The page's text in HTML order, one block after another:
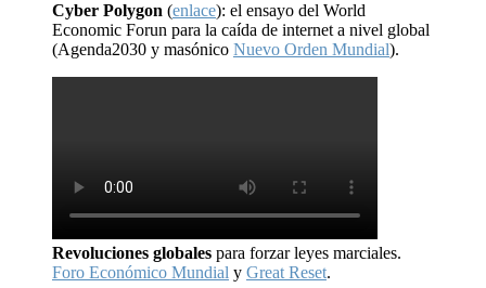
Cyber Polygon (enlace): el ensayo del World
Economic Forun para la caída de internet a nivel global
(Agenda2030 y masónico Nuevo Orden Mundial).
Revoluciones globales para forzar leyes marciales.
Foro Económico Mundial y Great Reset.